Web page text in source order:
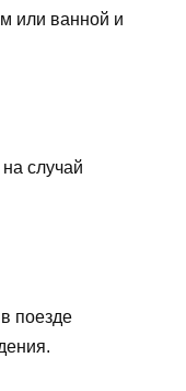
или ванной и
случай
поезде